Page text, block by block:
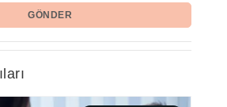
GÖNDER